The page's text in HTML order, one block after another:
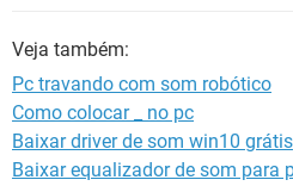
Veja também:
Pc travando com som robótico
Como colocar _ no pc
Baixar driver de som win10 grátis
Baixar equalizador de som para